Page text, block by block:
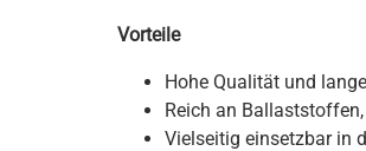
Vorteile
Hohe Qualität und
Reich an
Vielseitig einsetzbar in